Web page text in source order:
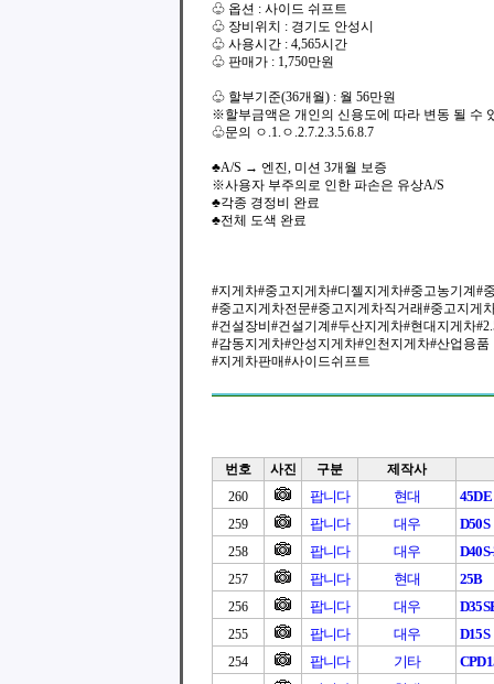
♧ 옵션 : 사이드 쉬프트
♧ 장비위치 : 경기도 안성시
♧ 사용시간 : 4,565시간
♧ 판매가 : 1,750만원
♧ 할부기준(36개월) : 월 56만원
※할부금액은 개인의 신용도에 따라 변동 될 수
♧문의 ㅇ.1.ㅇ.2.7.2.3.5.6.8.7
♣A/S → 엔진, 미션 3개월 보증
※사용자 부주의로 인한 파손은 유상A/S
♣각종 경정비 완료
♣전체 도색 완료
#지게차#중고지게차#디젤지게차#중고농기계#
#중고지게차전문#중고지게차직거래#중고지게
#건설장비#건설기계#두산지게차#현대지게차
#감동지게차#안성지게차#인천지게차#산업용품
#지게차판매#사이드쉬프트
번호 사진 구분
제작사
260
팝니다 현대 45DE
259 팝니다 대우 D50S
258 팝니다 대우
257 팝니다 현대 25B
256 팝니다 대우
255 팝니다 대우 D15S
254 팝니다 기타